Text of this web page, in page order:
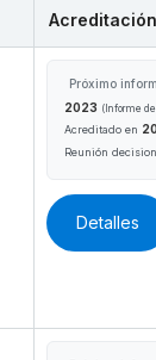
Acreditación
Próximo
2023 (Informe
Acreditado en
Reunión
Detalles